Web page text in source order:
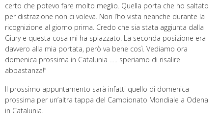
certo che potevo fare molto meglio. Quella porta che ho saltato
per distrazione non ci voleva. Non l’ho vista neanche durante la
ricognizione al giorno prima. Credo che sia stata aggiunta dalla
Giury e questa cosa mi ha spiazzato. La seconda posizione era
davvero alla mia portata, però va bene così. Vediamo ora
domenica prossima in Catalunia ….. speriamo di risalire
abbastanza!”
Il prossimo appuntamento sarà infatti quello di domenica
prossima per un’altra tappa del Campionato Mondiale a Odena
in Catalunia.